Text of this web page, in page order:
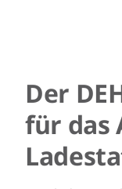
Der
für das